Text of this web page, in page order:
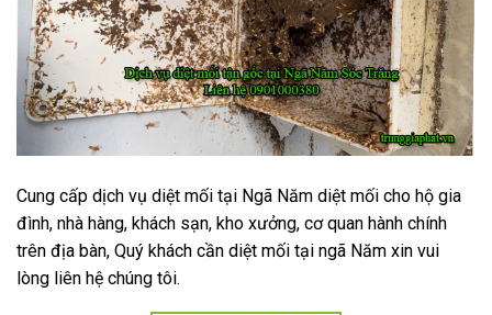
Cung cấp dịch vụ diệt mối tại Ngã Năm diệt mối cho hộ gia
đình, nhà hàng, khách sạn, kho xưởng, cơ quan hành chính
trên địa bàn, Quý khách cần diệt mối tại ngã Năm xin vui
lòng liên hệ chúng tôi.